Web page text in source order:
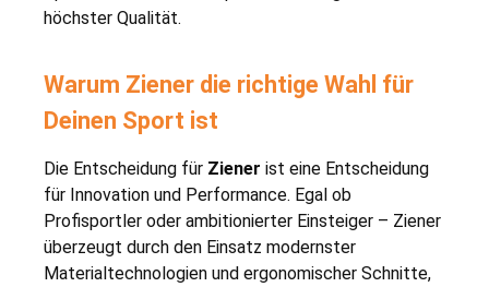
höchster Qualität.
Warum Ziener die richtige Wahl für
Deinen Sport ist
Die Entscheidung für Ziener ist eine Entscheidung
für Innovation und Performance. Egal ob
Profisportler oder ambitionierter Einsteiger – Ziener
überzeugt durch den Einsatz modernster
Materialtechnologien und ergonomischer Schnitte,